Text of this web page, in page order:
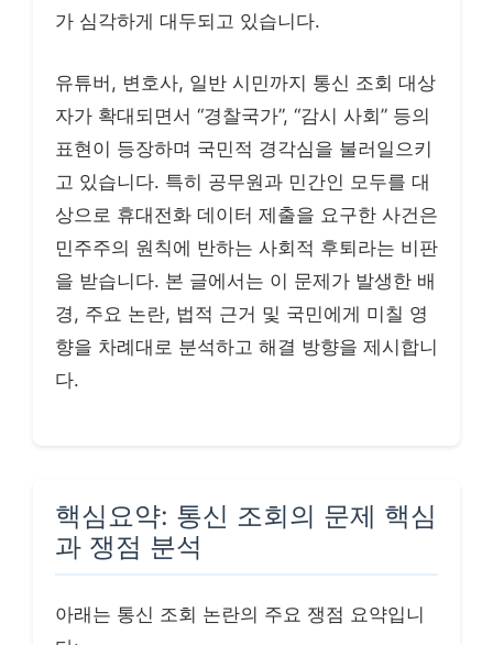
가 심각하게 대두되고 있습니다.
유튜버, 변호사, 일반 시민까지 통신 조회 대상
자가 확대되면서 “경찰국가”, “감시 사회” 등의
표현이 등장하며 국민적 경각심을 불러일으키
고 있습니다. 특히 공무원과 민간인 모두를 대
상으로 휴대전화 데이터 제출을 요구한 사건은
민주주의 원칙에 반하는 사회적 후퇴라는 비판
을 받습니다. 본 글에서는 이 문제가 발생한 배
경, 주요 논란, 법적 근거 및 국민에게 미칠 영
향을 차례대로 분석하고 해결 방향을 제시합니
다.
핵심요약: 통신 조회의 문제 핵심
과 쟁점 분석
아래는 통신 조회 논란의 주요 쟁점 요약입니